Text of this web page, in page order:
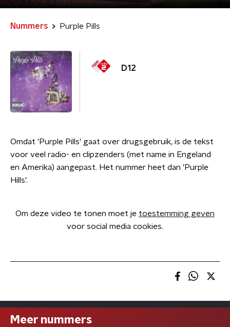
Nummers Purple Pills
D12
Omdat 'Purple Pills' gaat over drugsgebruik, is de tekst
voor veel radio- en clipzenders (met name in Engeland
en Amerika) aangepast. Het nummer heet dan 'Purple
Hills'.
Om deze video te tonen moet je toestemming geven
voor social media cookies.
Meer nummers